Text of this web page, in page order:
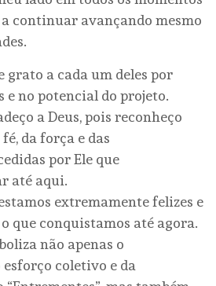
continuar avançando mesmo
grato a cada um deles por
e no potencial do projeto.
a Deus, pois reconheço
da força e das
por Ele que
até aqui.
extremamente felizes e
que conquistamos até agora.
não apenas o
coletivo e da